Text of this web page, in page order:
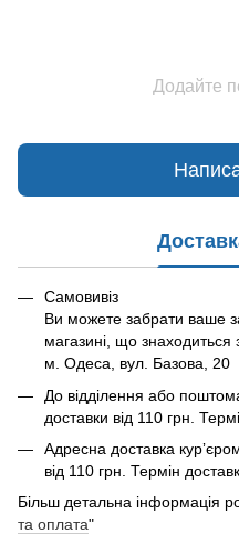
Додайте
Самовивіз
Ви можете забрати ваше
магазині, що
м. Одеса, вул. Базова, 20
До відділення або
доставки від 110 грн.
Адресна доставка
від 110 грн. Термін
Більш детальна інформація
та оплата"